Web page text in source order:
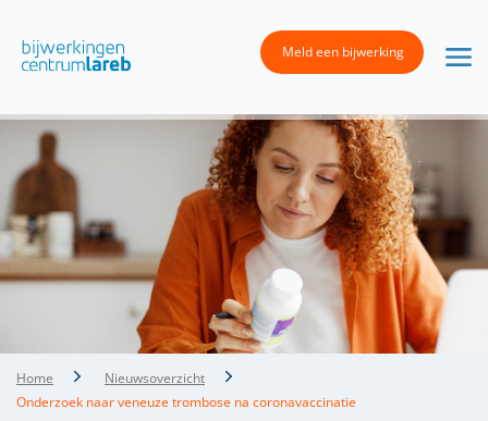
Meld een bijwerking
Home
Nieuwsoverzicht
Onderzoek naar veneuze trombose na coronavaccinatie